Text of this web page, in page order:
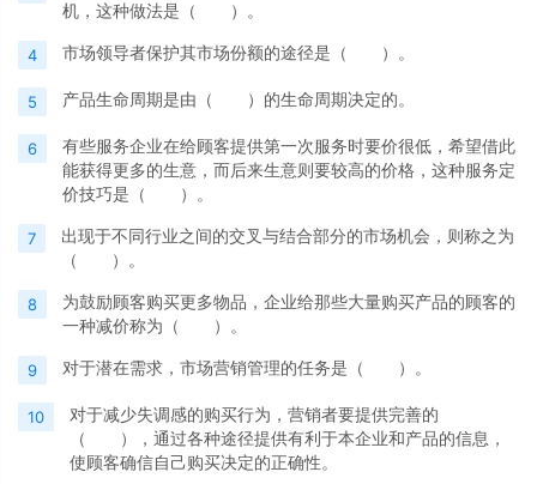
机，这种做法是（ ）。
4 市场领导者保护其市场份额的途径是（ ）。
5 产品生命周期是由（ ）的生命周期决定的。
6
有些服务企业在给顾客提供第一次服务时要价很低，希望借此
能获得更多的生意，而后来生意则要较高的价格，这种服务定
价技巧是（ ）。
7
出现于不同行业之间的交叉与结合部分的市场机会，则称之为
（ ）。
8
为鼓励顾客购买更多物品，企业给那些大量购买产品的顾客的
一种减价称为（ ）。
9 对于潜在需求，市场营销管理的任务是（ ）。
10
对于减少失调感的购买行为，营销者要提供完善的
（ ），通过各种途径提供有利于本企业和产品的信息，
使顾客确信自己购买决定的正确性。